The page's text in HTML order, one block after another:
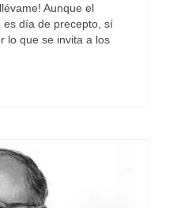
Aunque el
es día de precepto, sí
lo que se invita a los